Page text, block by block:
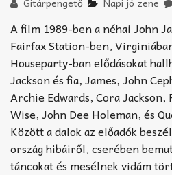
TABok
Improvizáció
A film 1989-ben a néhai John
Fairfax Station-ben,
Houseparty-ban elődásokat
Jackson és fia, James, John
Archie Edwards, Cora
Wise, John Dee Holeman, és
Között a dalok az előadók
ország hibáiről, cserében
táncokat és mesélnek vidám